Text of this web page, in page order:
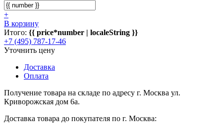
+
В корзину
Итого: {{ price*number | localeString }}
+7 (495) 787-17-46
Уточнить цену
Доставка
Оплата
Получение товара на складе по адресу г. Москва ул.
Криворожская дом 6а.
Доставка товара до покупателя по г. Москва: